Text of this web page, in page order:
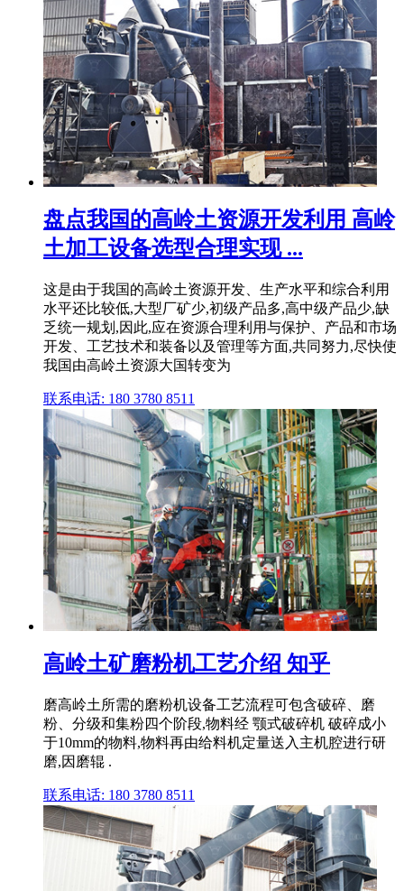
盘点我国的高岭土资源开发利用 高岭
土加工设备选型合理实现 ...
这是由于我国的高岭土资源开发、生产水平和综合利用
水平还比较低,大型厂矿少,初级产品多,高中级产品少,缺
乏统一规划,因此,应在资源合理利用与保护、产品和市场
开发、工艺技术和装备以及管理等方面,共同努力,尽快使
我国由高岭土资源大国转变为
联系电话: 180 3780 8511
高岭土矿磨粉机工艺介绍 知乎
磨高岭土所需的磨粉机设备工艺流程可包含破碎、磨
粉、分级和集粉四个阶段,物料经 颚式破碎机 破碎成小
于10mm的物料,物料再由给料机定量送入主机腔进行研
磨,因磨辊 .
联系电话: 180 3780 8511